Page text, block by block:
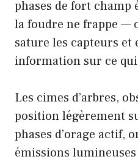
phases de fort champ
la foudre ne frappe —
sature les capteurs et
information sur ce
Les cimes d’arbres,
position légèrement
phases d’orage actif,
émissions